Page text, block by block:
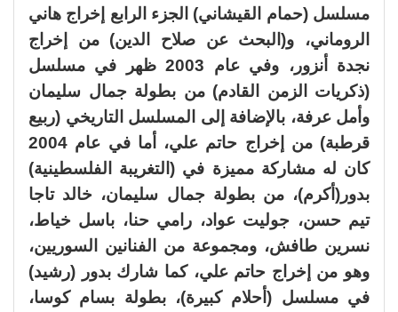
مسلسل (حمام القيشاني) الجزء الرابع إخراج هاني
الروماني، و(البحث عن صلاح الدين) من إخراج
نجدة أنزور، وفي عام 2003 ظهر في مسلسل
(ذكريات الزمن القادم) من بطولة جمال سليمان
وأمل عرفة، بالإضافة إلى المسلسل التاريخي (ربيع
قرطبة) من إخراج حاتم علي، أما في عام 2004
كان له مشاركة مميزة في (التغريبة الفلسطينية)
بدور(أكرم)، من بطولة جمال سليمان، خالد تاجا
تيم حسن، جوليت عواد، رامي حنا، باسل خياط،
نسرين طافش، ومجموعة من الفنانين السوريين،
وهو من إخراج حاتم علي، كما شارك بدور (رشيد)
في مسلسل (أحلام كبيرة)، بطولة بسام كوسا،